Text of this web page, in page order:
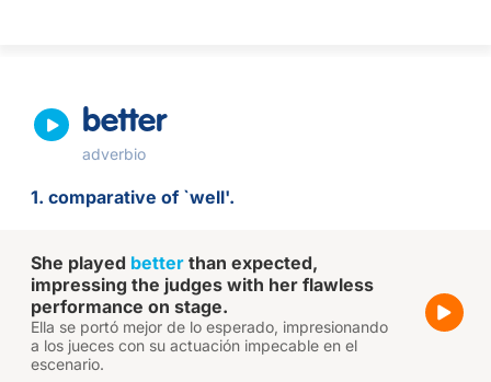
better
adverbio
1. comparative of `well'.
She played better than expected,
impressing the judges with her flawless
performance on stage.
Ella se portó mejor de lo esperado, impresionando
a los jueces con su actuación impecable en el
escenario.